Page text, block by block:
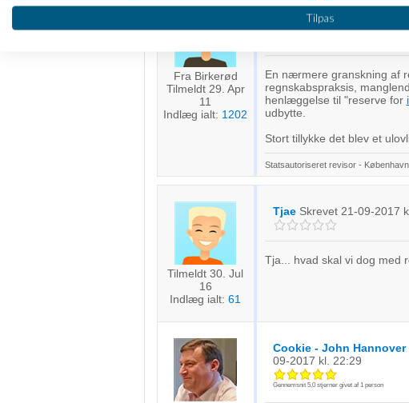
Fra Birkerød
Tilmeldt 29. Apr
11
Indlæg ialt: 1202
Skrevet
En nærmere granskning af
regnskabspraksis,
henlæggelse til "reserve for
udbytte.
Stort tillykke det blev et
Statsautoriseret revisor - København
Tilmeldt 30. Jul
16
Indlæg ialt: 61
Tjae Skrevet 21-09-2017
Tja... hvad skal vi dog med
Cookie - John Hannover
09-2017 kl. 22:29
Gennemsnit 5,0stjerner givet af 1person
Bruge profiler til at vælge tilpasset annoncering
Bruge profiler til at vælge tilpasset indhold
Forstå målgrupper gennem statistikker eller kombinationer af
Bruge begrænsede oplysninger til at vælge indhold
Bruge præcise geografiske placeringsoplysninger
Identificere enheder baseret på aktivt anmodede oplysninger
Tilpas